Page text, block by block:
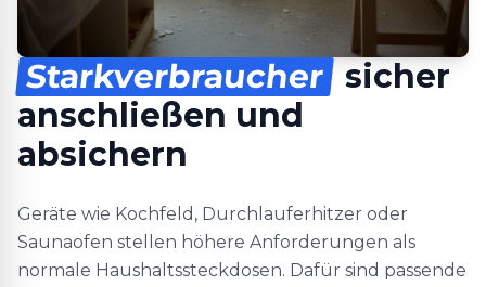
Starkverbraucher sicher
anschließen und
absichern
Geräte wie Kochfeld, Durchlauferhitzer oder
Saunaofen stellen höhere Anforderungen als
normale Haushaltssteckdosen. Dafür sind passende